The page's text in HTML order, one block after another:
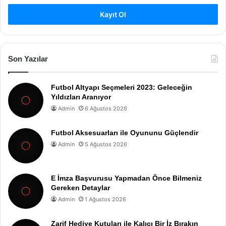
Kayıt Ol
Son Yazılar
Futbol Altyapı Seçmeleri 2023: Geleceğin
Yıldızları Aranıyor
Admin 6 Ağustos 2026
Futbol Aksesuarları ile Oyununu Güçlendir
Admin 5 Ağustos 2026
E İmza Başvurusu Yapmadan Önce Bilmeniz
Gereken Detaylar
Admin 1 Ağustos 2026
Zarif Hediye Kutuları ile Kalıcı Bir İz Bırakın